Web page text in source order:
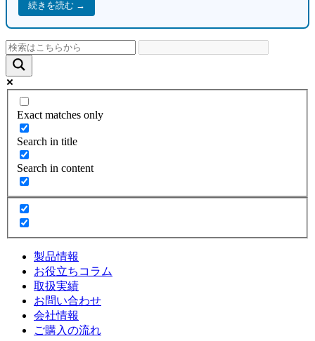
続きを読む →
Exact matches only
Search in title
Search in content
製品情報
お役立ちコラム
取扱実績
お問い合わせ
会社情報
ご購入の流れ